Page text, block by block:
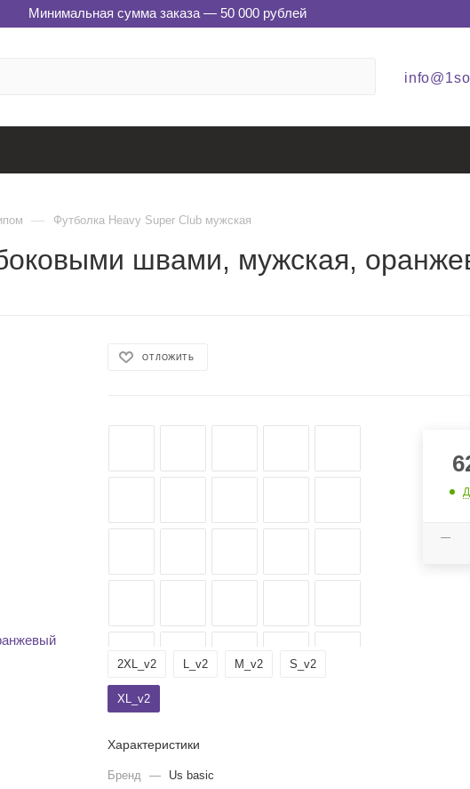
Минимальная сумма заказа — 50 000 рублей
— Футболка Heavy Super Club мужская
швами, мужская,
ОТЛОЖИТЬ
2XL_v2 L_v2 M_v2 S_v2
XL_v2
Характеристики
Бренд —
Us basic